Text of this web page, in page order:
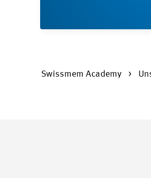
Swissmem Academy